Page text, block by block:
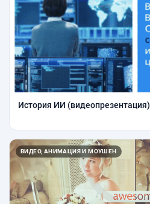
История ИИ (видеопрезентация)
ВИДЕО, АНИМАЦИЯ И МОУШЕН